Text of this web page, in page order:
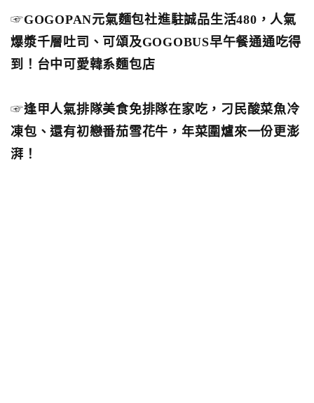
☞GOGOPAN元氣麵包社進駐誠品生活480，人氣
爆漿千層吐司、可頌及GOGOBUS早午餐通通吃得
到！台中可愛韓系麵包店
☞逢甲人氣排隊美食免排隊在家吃，刁民酸菜魚冷
凍包、還有初戀番茄雪花牛，年菜圍爐來一份更澎
湃！